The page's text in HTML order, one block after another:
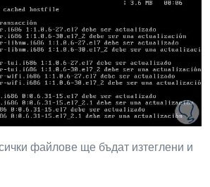
файлове ще бъдат изтеглени и